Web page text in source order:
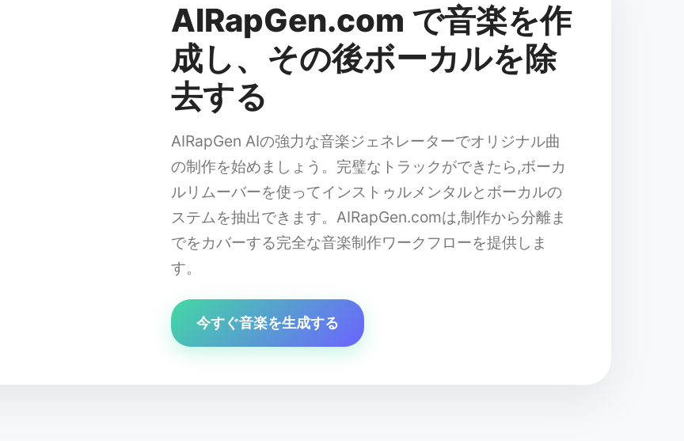
AIRapGen.com で音楽を作
成し、その後ボーカルを除
去する
AIRapGen AIの強力な音楽ジェネレーターでオリジナル曲
の制作を始めましょう。完璧なトラックができたら,ボーカ
ルリムーバーを使ってインストゥルメンタルとボーカルの
ステムを抽出できます。AIRapGen.comは,制作から分離ま
でをカバーする完全な音楽制作ワークフローを提供しま
す。
今すぐ音楽を生成する
AIRapGen AI ミュージックジェネレーター
あなたの音楽のアイデアを入力してください…
例:「夏についての陽気なポップソング」